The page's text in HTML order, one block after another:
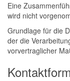
Eine
wird nicht
Grundlage für die
der die
vorvertraglicher